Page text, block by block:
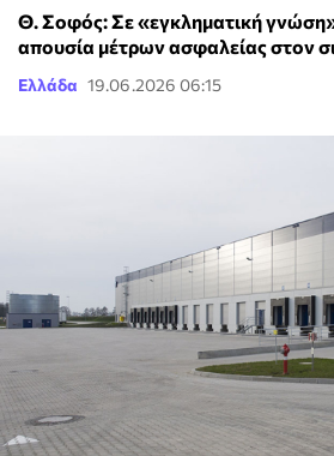
Θ. Σοφός: Σε «εγκληματική
απουσία μέτρων ασφαλείας στον
Ελλάδα 19.06.2026 06:15